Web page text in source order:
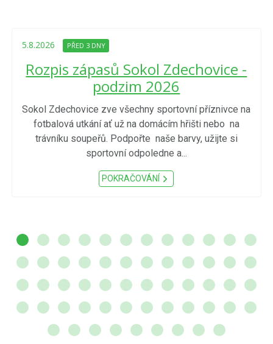
5.8.2026 PŘED 3 DNY
Rozpis zápasů Sokol Zdechovice -
podzim 2026
Sokol Zdechovice zve všechny sportovní příznivce na
fotbalová utkání ať už na domácím hřišti nebo na
trávníku soupeřů. Podpořte naše barvy, užijte si
sportovní odpoledne a...
POKRAČOVÁNÍ